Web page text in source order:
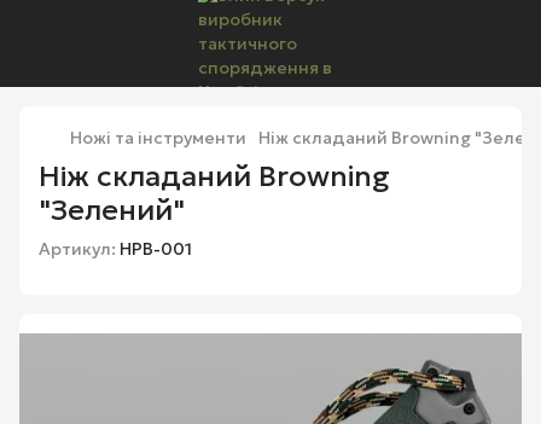
Ножі та інструменти Ніж складаний Browning
Ніж складаний Browning
"Зелений"
Артикул: НРВ-001